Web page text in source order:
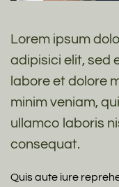
Lorem ipsum
adipisici elit, sed
labore et dolore
minim veniam,
ullamco laboris
consequat.
Quis aute iure